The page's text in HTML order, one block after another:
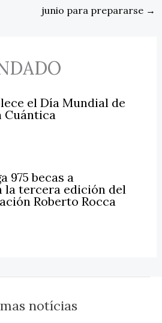
junio para prepararse →
el Día Mundial de
Cuántica
975 becas a
la tercera edición del
Roberto Rocca
notícias